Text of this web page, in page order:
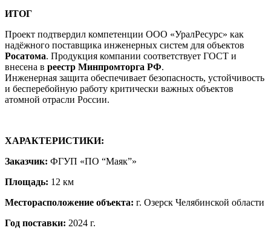
ИТОГ
Проект подтвердил компетенции ООО «УралРесурс» как
надёжного поставщика инженерных систем для объектов
Росатома. Продукция компании соответствует ГОСТ и
внесена в реестр Минпромторга РФ.
Инженерная защита обеспечивает безопасность, устойчивость
и бесперебойную работу критически важных объектов
атомной отрасли России.
ХАРАКТЕРИСТИКИ:
Заказчик: ФГУП «ПО “Маяк”»
Площадь: 12 км
Месторасположение объекта: г. Озерск Челябинской области
Год поставки: 2024 г.